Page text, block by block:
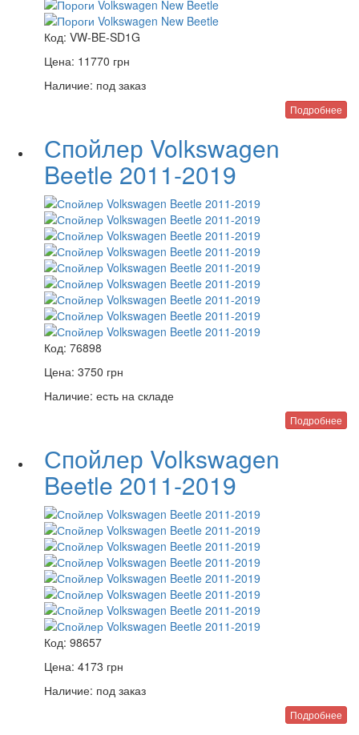
Код: VW-BE-SD1G
Цена: 11770 грн
Наличие: под заказ
Подробнее
Спойлер Volkswagen
Beetle 2011-2019
Код: 76898
Цена: 3750 грн
Наличие: есть на складе
Подробнее
Спойлер Volkswagen
Beetle 2011-2019
Код: 98657
Цена: 4173 грн
Наличие: под заказ
Подробнее